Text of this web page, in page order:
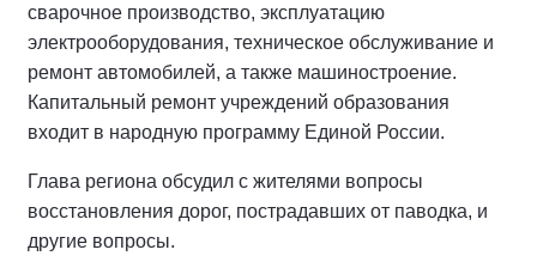
сварочное производство, эксплуатацию
электрооборудования, техническое обслуживание и
ремонт автомобилей, а также машиностроение.
Капитальный ремонт учреждений образования
входит в народную программу Единой России.
Глава региона обсудил с жителями вопросы
восстановления дорог, пострадавших от паводка, и
другие вопросы.